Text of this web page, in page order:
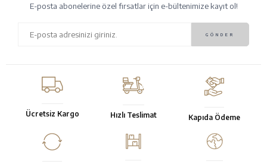
E-posta abonelerine özel fırsatlar için e-bültenimize kayıt ol!
Ücretsiz Kargo Hızlı Teslimat Kapıda Ödeme